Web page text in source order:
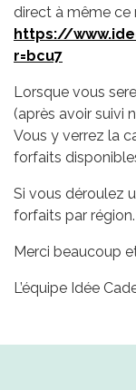
direct à même ce
https://
r=bcu7
Lorsque vous
(après avoir suivi
Vous y verrez la
forfaits
Si vous déroulez
forfaits par région.
Merci beaucoup
L’équipe Idée